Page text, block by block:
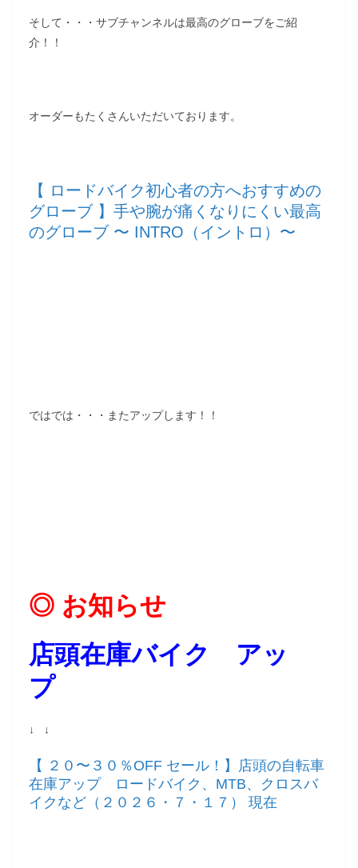
そして・・・サブチャンネルは最高のグローブをご紹
介！！
オーダーもたくさんいただいております。
【 ロードバイク初心者の方へおすすめの
グローブ 】手や腕が痛くなりにくい最高
のグローブ 〜 INTRO（イントロ）〜
ではでは・・・またアップします！！
◎ お知らせ
店頭在庫バイク アッ
プ
↓ ↓
【 ２０〜３０％OFF セール！】店頭の自転車
在庫アップ ロードバイク、MTB、クロスバ
イクなど（２０２６・７・１７） 現在